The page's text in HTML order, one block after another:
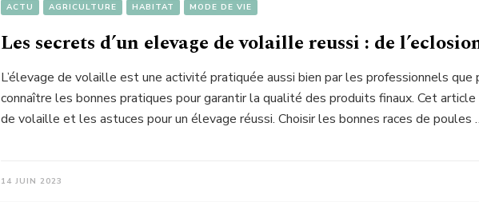
ACTU AGRICULTURE HABITAT MODE DE VIE
Les secrets d’un elevage de volaille reussi : de
L’élevage de volaille est une activité pratiquée aussi bien par les professionnels
connaître les bonnes pratiques pour garantir la qualité des produits finaux. Cet
de volaille et les astuces pour un élevage réussi. Choisir les bonnes races de poules
14 JUIN 2023